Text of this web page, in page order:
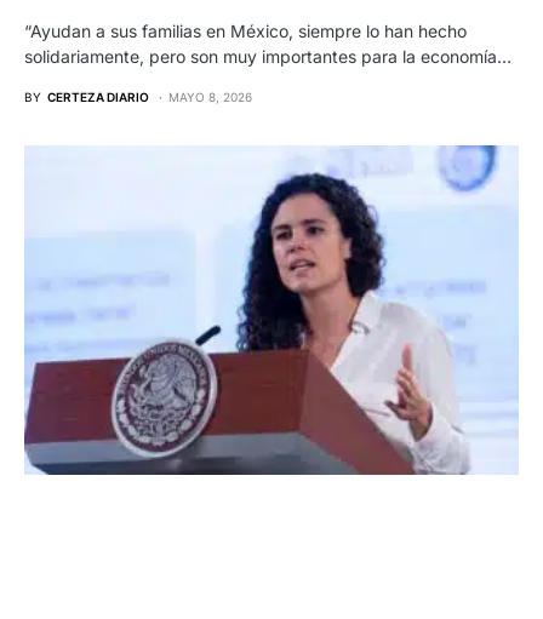
“Ayudan a sus familias en México, siempre lo han hecho
solidariamente, pero son muy importantes para la economía…
BY CERTEZA DIARIO MAYO 8, 2026